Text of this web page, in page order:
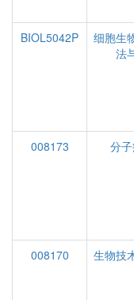
BIOL5042P
细胞生
法
008173
分
008170
生物技